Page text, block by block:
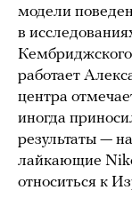
модели
в
Кембриджского
работает
центра
иногда
результаты —
лайкающие
относиться к